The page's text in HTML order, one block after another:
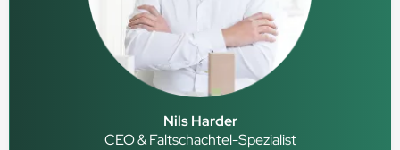
Nils Harder
CEO & Faltschachtel-Spezialist